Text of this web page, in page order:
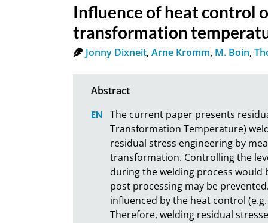
Influence of heat control
transformation
Jonny Dixneit,Arne Kromm, M. Boin,
The current paper presents
Transformation Temperature)
residual stress engineering by
transformation. Controlling the
during the welding process
post processing may be
influenced by the heat control
Therefore, welding residual